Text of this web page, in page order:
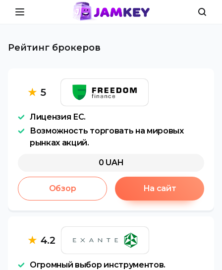
Рейтинг брокеров
★ 5
Лицензия ЕС.
Возможность торговать на мировых
рынках акций.
0 UAH
Обзор На сайт
★ 4.2
Огромный выбор инструментов.